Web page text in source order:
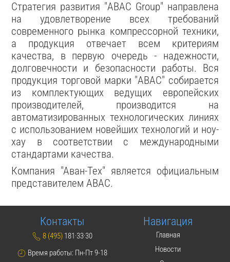
Стратегия развития "ABAC Group" направлена
на удовлетворение всех требований
современного рынка компрессорной техники,
а продукция отвечает всем критериям
качества, в первую очередь - надежности,
долговечности и безопасности работы. Вся
продукция торговой марки "ABAC" собирается
из комплектующих ведущих европейских
производителей, производится на
автоматизированных технологических линиях
с использованием новейших технологий и ноу-
хау в соответствии с международными
стандартами качества.
Компания "Аван-Тех" является официальным
представителем ABAC.
Контакты
8 (495) 181·33·30
Время работы: Пн-Пт 9-18
Навигация
Главная
Новости